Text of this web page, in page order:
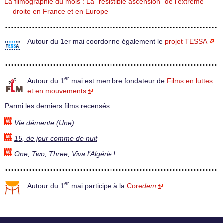
La filmographie du mois : La "résistible ascension" de l’extrême
droite en France et en Europe
Autour du 1er mai coordonne également le projet TESSA
Autour du 1 er mai est membre fondateur de Films en luttes
et en mouvements
Parmi les derniers films recensés :
Vie démente (Une)
15, de jour comme de nuit
One, Two, Three, Viva l’Algérie !
Autour du 1 er mai participe à la Coredem